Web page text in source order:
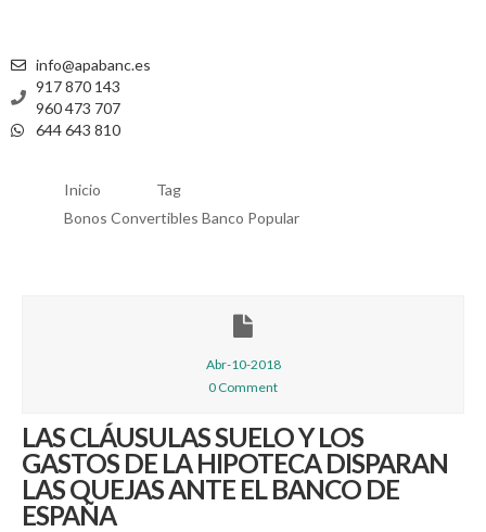
info@apabanc.es
917 870 143
960 473 707
644 643 810
Inicio
Tag
Bonos Convertibles Banco Popular
Abr-10-2018
0 Comment
LAS CLÁUSULAS SUELO Y LOS
GASTOS DE LA HIPOTECA DISPARAN
LAS QUEJAS ANTE EL BANCO DE
ESPAÑA